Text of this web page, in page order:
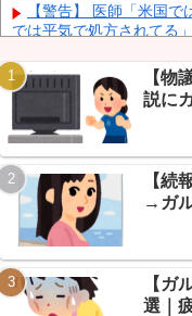
Powered by livedoor
【警告】 医師「米国
では平気で処方されてる」
「言うほど？」から本音
【朗報】ミッチー及川
「五十六」に総ツッコミｗ
【悲報】年収1000万で
詮雇われ」に自虐の嵐ｗ
【まとめ】空調服「
が本格的すぎて草ｗｗｗ
【保存版】NGT48 1年
ンター北村優羽・選抜13人
【物
説に
【続
→ガ
【ガ
選｜